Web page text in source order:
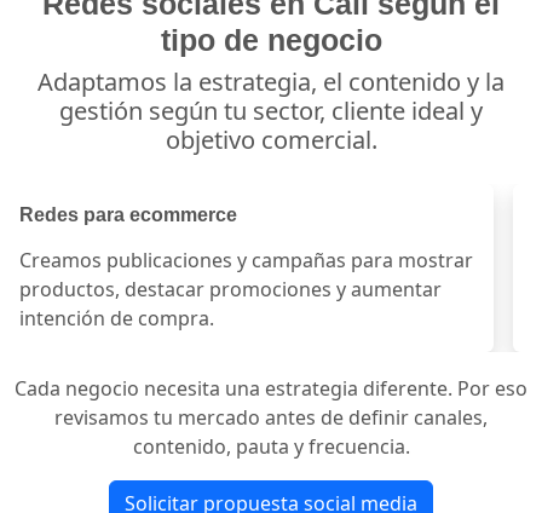
tipo de negocio
Adaptamos la estrategia, el contenido y la
gestión según tu sector, cliente ideal y
objetivo comercial.
para negocios locales
cercanía, ubicación, servicios,
WhatsApp y señales de confianza
Cada negocio necesita una estrategia diferente. Por eso
revisamos tu mercado antes de definir canales,
contenido, pauta y frecuencia.
Solicitar propuesta social media